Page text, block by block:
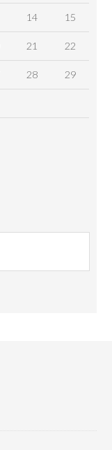
14 15
21 22
28 29